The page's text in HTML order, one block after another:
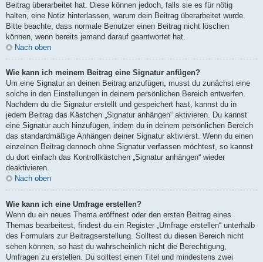
Beitrag überarbeitet hat. Diese können jedoch, falls sie es für nötig
halten, eine Notiz hinterlassen, warum dein Beitrag überarbeitet wurde.
Bitte beachte, dass normale Benutzer einen Beitrag nicht löschen
können, wenn bereits jemand darauf geantwortet hat.
Nach oben
Wie kann ich meinem Beitrag eine Signatur anfügen?
Um eine Signatur an deinen Beitrag anzufügen, musst du zunächst eine
solche in den Einstellungen in deinem persönlichen Bereich entwerfen.
Nachdem du die Signatur erstellt und gespeichert hast, kannst du in
jedem Beitrag das Kästchen „Signatur anhängen“ aktivieren. Du kannst
eine Signatur auch hinzufügen, indem du in deinem persönlichen Bereich
das standardmäßige Anhängen deiner Signatur aktivierst. Wenn du einen
einzelnen Beitrag dennoch ohne Signatur verfassen möchtest, so kannst
du dort einfach das Kontrollkästchen „Signatur anhängen“ wieder
deaktivieren.
Nach oben
Wie kann ich eine Umfrage erstellen?
Wenn du ein neues Thema eröffnest oder den ersten Beitrag eines
Themas bearbeitest, findest du ein Register „Umfrage erstellen“ unterhalb
des Formulars zur Beitragserstellung. Solltest du diesen Bereich nicht
sehen können, so hast du wahrscheinlich nicht die Berechtigung,
Umfragen zu erstellen. Du solltest einen Titel und mindestens zwei